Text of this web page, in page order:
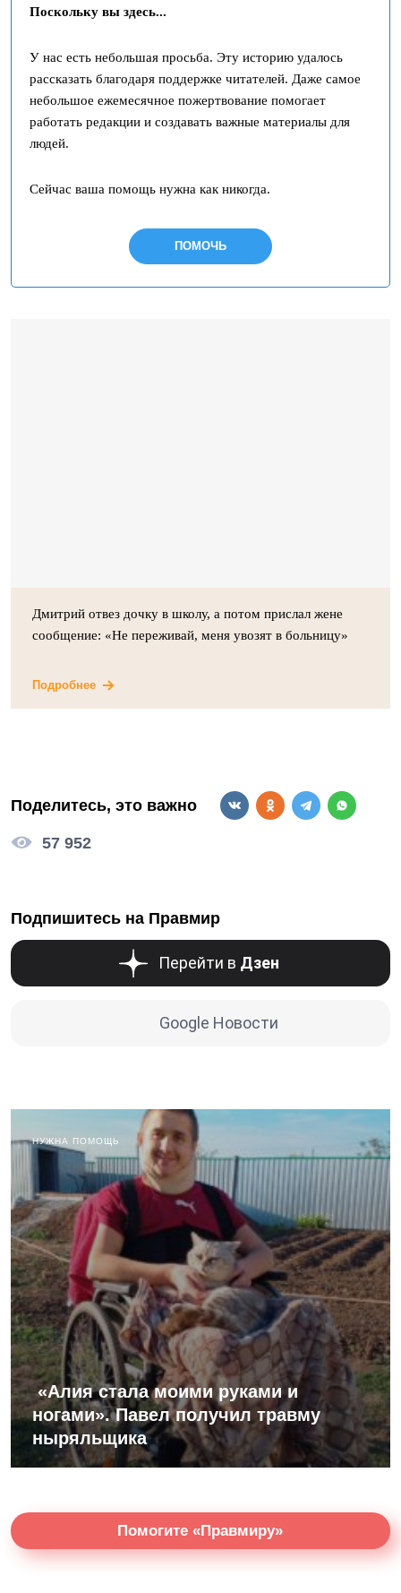
Поскольку вы здесь...
У нас есть небольшая просьба. Эту историю удалось
рассказать благодаря поддержке читателей. Даже самое
небольшое ежемесячное пожертвование помогает
работать редакции и создавать важные материалы для
людей.
Сейчас ваша помощь нужна как никогда.
ПОМОЧЬ
Дмитрий отвез дочку в школу, а потом прислал жене
сообщение: «Не переживай, меня увозят в больницу»
Подробнее
Поделитесь, это важно
57 952
Подпишитесь на Правмир
Перейти в Дзен
Google Новости
НУЖНА ПОМОЩЬ
«Алия стала моими руками и
ногами». Павел получил травму
ныряльщика
Помогите «Правмиру»